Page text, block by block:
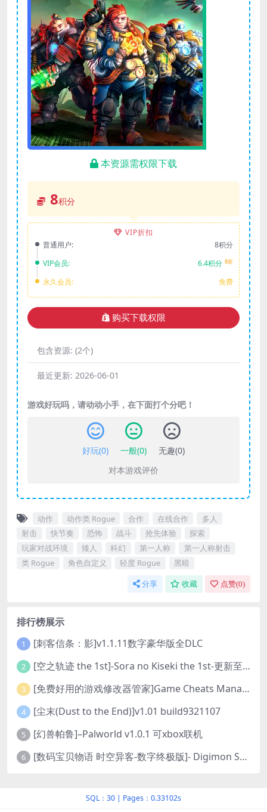
本资源需权限下载
8积分
VIP折扣
普通用户:
8积分
VIP会员:
6.4积分 8折
永久会员: 免费
购买下载权限
包含资源: (2个)
最近更新: 2026-06-01
游戏好玩吗，请动动小手，在下面打个分吧！
好玩(0) 一般(0) 无趣(0)
对本游戏评价
动作 动作类 Rogue 合作 在线合作
多人
射击
快节奏 恐怖 战斗 抢先体验
探索
玩家对战环境
矮人 科幻 第一人称
第一人称射击
类 Rogue
角色自定义 轻度 Rogue 黑暗
分享 收藏 点赞(0)
排行榜展示
1 [刺客信条：影]v1.1.11数字豪华版全DLC
2 [空之轨迹 the 1st]-Sora no Kiseki the 1st-更新至v1.06.4-全DLC
3 [免费好用的游戏修改器管家]Game Cheats Manager
4 [尘末(Dust to the End)]v1.01 build9321107
5 [幻兽帕鲁]–Palworld v1.0.1 可xbox联机
6 [数码宝贝物语 时空异客-数字终极版]- Digimon Story Time Stranger-Build.23514637
SQL：30 | Pages：0.33102s